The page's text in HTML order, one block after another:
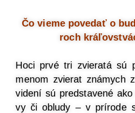
Čo vie­me pove­dať o
roch
Hoci prvé tri zvie­ra­tá sú
menom zvie­rat zná­mych
vide­ní sú pred­sta­ve­né
vy či oblu­dy – v prí­ro­de